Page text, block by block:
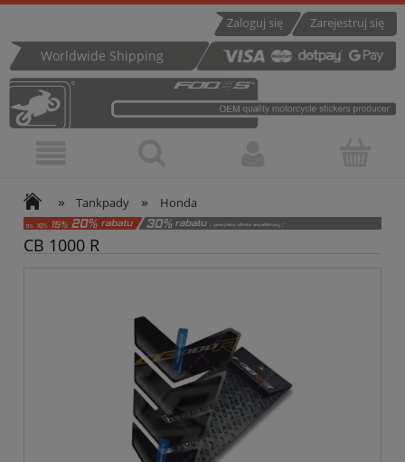
Zarejestruj się
Zaloguj się
Worldwide Shipping
» Tankpady » Honda
CB 1000 R